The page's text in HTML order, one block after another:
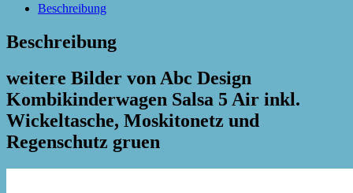
Beschreibung
Beschreibung
weitere Bilder von Abc Design
Kombikinderwagen Salsa 5 Air inkl.
Wickeltasche, Moskitonetz und
Regenschutz gruen